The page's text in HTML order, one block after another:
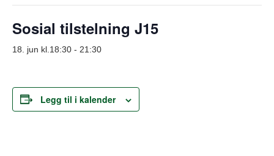
Sosial tilstelning J15
18. jun kl.18:30 - 21:30
Legg til i kalender